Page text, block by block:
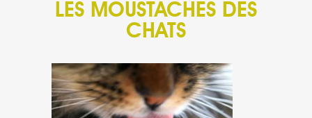
CONTACT
LES MOUSTACHES DES
CHATS